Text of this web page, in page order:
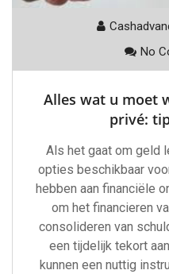
No
Alles wat u moet
privé:
Als het gaat om geld
opties beschikbaar
hebben aan financiële
om het financieren
consolideren van
een tijdelijk tekort
kunnen een nuttig